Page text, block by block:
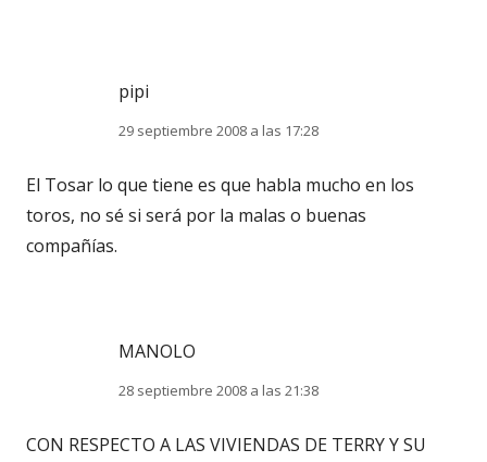
pipi
29 septiembre 2008 a las 17:28
El Tosar lo que tiene es que habla mucho en los
toros, no sé si será por la malas o buenas
compañías.
MANOLO
28 septiembre 2008 a las 21:38
CON RESPECTO A LAS VIVIENDAS DE TERRY Y SU